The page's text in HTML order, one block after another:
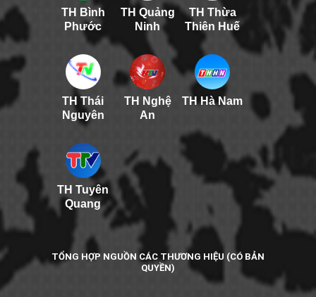
TH Bình
Phước
TH Quảng
Ninh
TH Thừa
Thiên Huế
TH Thái
Nguyên
TH Nghệ
An
TH Hà Nam
TH Tuyên
Quang
TỔNG HỢP NGUỒN CÁC THƯƠNG HIỆU (CÓ BẢN
QUYỀN)